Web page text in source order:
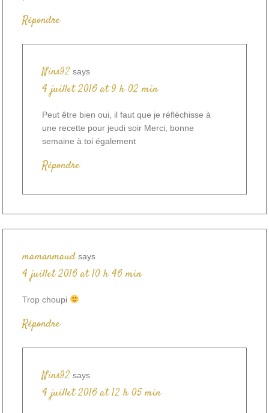
Répondre
Nins92 says
4 juillet 2016 at 9 h 02 min
Peut être bien oui, il faut que je réfléchisse à
une recette pour jeudi soir Merci, bonne
semaine à toi également
Répondre
mamanmaud says
4 juillet 2016 at 10 h 46 min
Trop choupi
Répondre
Nins92 says
4 juillet 2016 at 12 h 05 min